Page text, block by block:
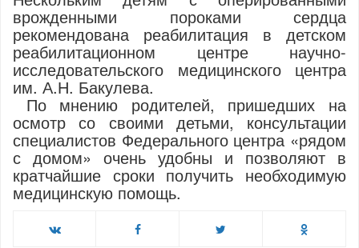
врожденными пороками сердца
рекомендована реабилитация в детском
реабилитационном центре научно-
исследовательского медицинского центра
им. А.Н. Бакулева.
По мнению родителей, пришедших на
осмотр со своими детьми, консультации
специалистов Федерального центра «рядом
с домом» очень удобны и позволяют в
кратчайшие сроки получить необходимую
медицинскую помощь.